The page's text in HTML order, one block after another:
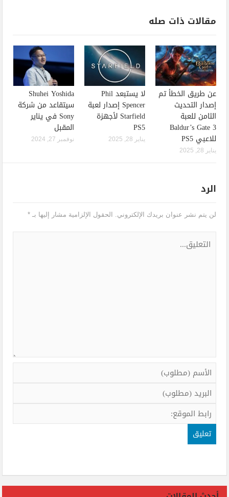
مقالات ذات صله
عن طريق الخطأ تم
إصدار التحديث
الثامن للعبة
Baldur’s Gate 3
للاعبي PS5
يناير 28, 2025
لا يستبعد Phil
Spencer إصدار لعبة
Starfield لأجهزة
PS5
يناير 28, 2025
Shuhei Yoshida
سيتقاعد من شركة
Sony في يناير
المقبل
نوفمبر 27, 2024
الرد
لن يتم نشر عنوان بريدك الإلكتروني. الحقول الإلزامية مشار إليها بـ*